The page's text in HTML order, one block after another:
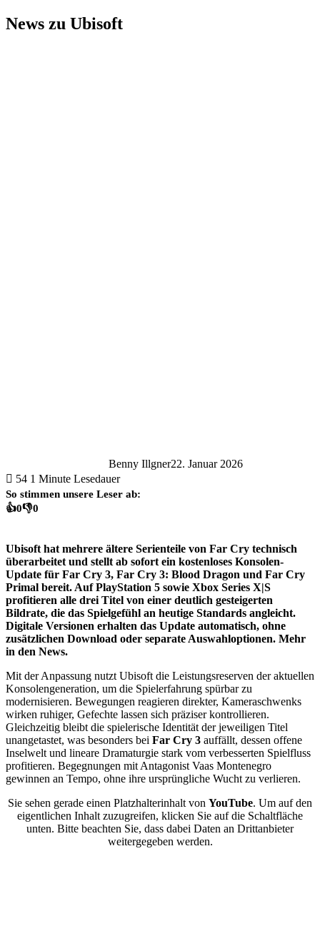
News zu Ubisoft
Benny Illgner22. Januar 2026
54 1 Minute Lesedauer
So stimmen unsere Leser ab:
👍0👎0
Ubisoft hat mehrere ältere Serienteile von Far Cry technisch
überarbeitet und stellt ab sofort ein kostenloses Konsolen-
Update für Far Cry 3, Far Cry 3: Blood Dragon und Far Cry
Primal bereit. Auf PlayStation 5 sowie Xbox Series X|S
profitieren alle drei Titel von einer deutlich gesteigerten
Bildrate, die das Spielgefühl an heutige Standards angleicht.
Digitale Versionen erhalten das Update automatisch, ohne
zusätzlichen Download oder separate Auswahloptionen. Mehr
in den News.
Mit der Anpassung nutzt Ubisoft die Leistungsreserven der aktuellen
Konsolengeneration, um die Spielerfahrung spürbar zu
modernisieren. Bewegungen reagieren direkter, Kameraschwenks
wirken ruhiger, Gefechte lassen sich präziser kontrollieren.
Gleichzeitig bleibt die spielerische Identität der jeweiligen Titel
unangetastet, was besonders bei Far Cry 3 auffällt, dessen offene
Inselwelt und lineare Dramaturgie stark vom verbesserten Spielfluss
profitieren. Begegnungen mit Antagonist Vaas Montenegro
gewinnen an Tempo, ohne ihre ursprüngliche Wucht zu verlieren.
Sie sehen gerade einen Platzhalterinhalt von YouTube. Um auf den
eigentlichen Inhalt zuzugreifen, klicken Sie auf die Schaltfläche
unten. Bitte beachten Sie, dass dabei Daten an Drittanbieter
weitergegeben werden.